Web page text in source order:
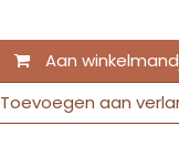
Aan
Toevoegen aan